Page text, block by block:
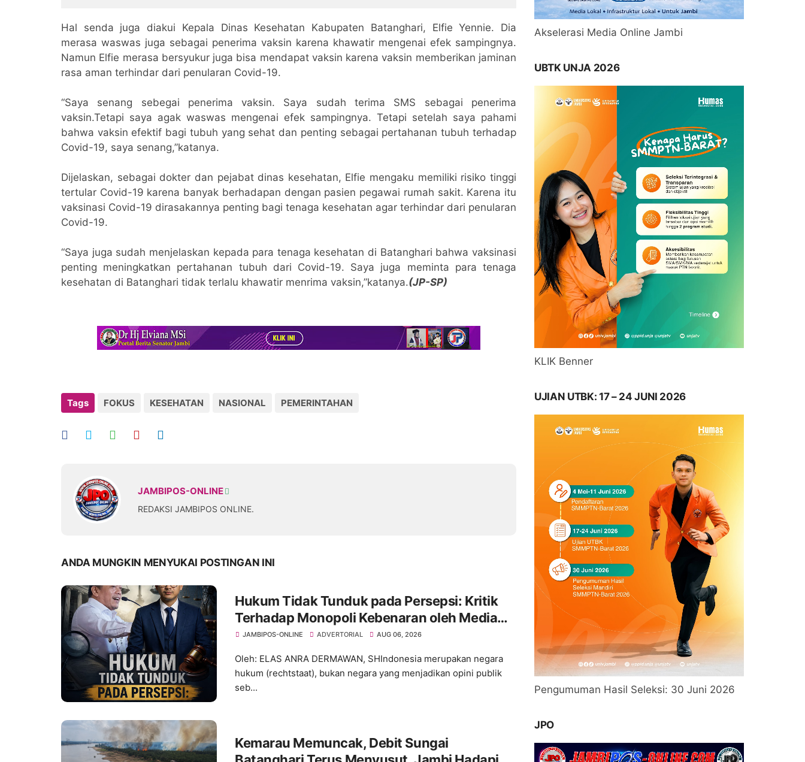
Simpang Rimbo
Hal senda juga diakui Kepala Dinas Kesehatan Kabupaten Batanghari, Elfie Yennie. Dia
merasa waswas juga sebagai penerima vaksin karena khawatir mengenai efek sampingnya.
Namun Elfie merasa bersyukur juga bisa mendapat vaksin karena vaksin memberikan jaminan
rasa aman terhindar dari penularan Covid-19.
“Saya senang sebegai penerima vaksin. Saya sudah terima SMS sebagai penerima
vaksin.Tetapi saya agak waswas mengenai efek sampingnya. Tetapi setelah saya pahami
bahwa vaksin efektif bagi tubuh yang sehat dan penting sebagai pertahanan tubuh terhadap
Covid-19, saya senang,”katanya.
Dijelaskan, sebagai dokter dan pejabat dinas kesehatan, Elfie mengaku memiliki risiko tinggi
tertular Covid-19 karena banyak berhadapan dengan pasien pegawai rumah sakit. Karena itu
vaksinasi Covid-19 dirasakannya penting bagi tenaga kesehatan agar terhindar dari penularan
Covid-19.
“Saya juga sudah menjelaskan kepada para tenaga kesehatan di Batanghari bahwa vaksinasi
penting meningkatkan pertahanan tubuh dari Covid-19. Saya juga meminta para tenaga
kesehatan di Batanghari tidak terlalu khawatir menrima vaksin,”katanya.(JP-SP)
Tags FOKUS KESEHATAN NASIONAL PEMERINTAHAN
JAMBIPOS-ONLINE
REDAKSI JAMBIPOS ONLINE.
ANDA MUNGKIN MENYUKAI POSTINGAN INI
Hukum Tidak Tunduk pada Persepsi: Kritik
Terhadap Monopoli Kebenaran oleh Media
dan Aktivis
JAMBIPOS-ONLINE ADVERTORIAL AUG 06, 2026
Oleh: ELAS ANRA DERMAWAN, SHIndonesia merupakan negara
hukum (rechtstaat), bukan negara yang menjadikan opini publik
seb...
Kemarau Memuncak, Debit Sungai
Akselerasi Media Online Jambi
UBTK UNJA 2026
KLIK Benner
UJIAN UTBK: 17 – 24 JUNI 2026
Pengumuman Hasil Seleksi: 30 Juni 2026
JPO